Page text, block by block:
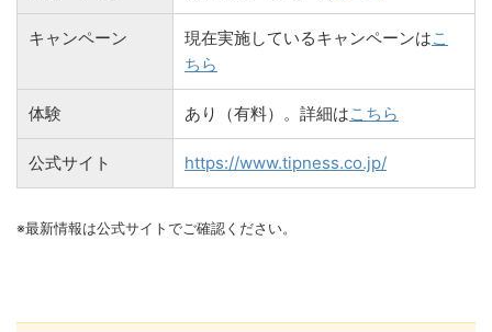
キャンペーン 現在実施しているキャンペーンはこ
ちら
体験 あり（有料）。詳細はこちら
公式サイト https://www.tipness.co.jp/
※最新情報は公式サイトでご確認ください。